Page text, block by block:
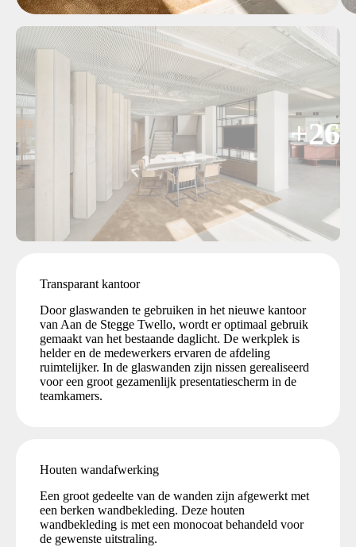
+26
Transparant kantoor
Door glaswanden te gebruiken in het nieuwe kantoor
van Aan de Stegge Twello, wordt er optimaal gebruik
gemaakt van het bestaande daglicht. De werkplek is
helder en de medewerkers ervaren de afdeling
ruimtelijker. In de glaswanden zijn nissen gerealiseerd
voor een groot gezamenlijk presentatiescherm in de
teamkamers.
Houten wandafwerking
Een groot gedeelte van de wanden zijn afgewerkt met
een berken wandbekleding. Deze houten
wandbekleding is met een monocoat behandeld voor
de gewenste uitstraling.